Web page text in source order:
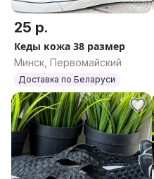
25 р.
Кеды кожа 38 размер
Минск, Первомайский
Доставка по Беларуси